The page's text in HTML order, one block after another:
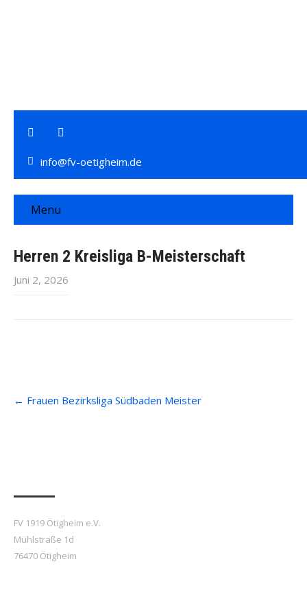
info@fv-oetigheim.de
Menu
Herren 2 Kreisliga B-Meisterschaft
Juni 2, 2026
navigation
← Frauen Bezirksliga Südbaden Meister
FV 1919 Ötigheim e.V.
Mühlstraße 1d
76470 Ötigheim